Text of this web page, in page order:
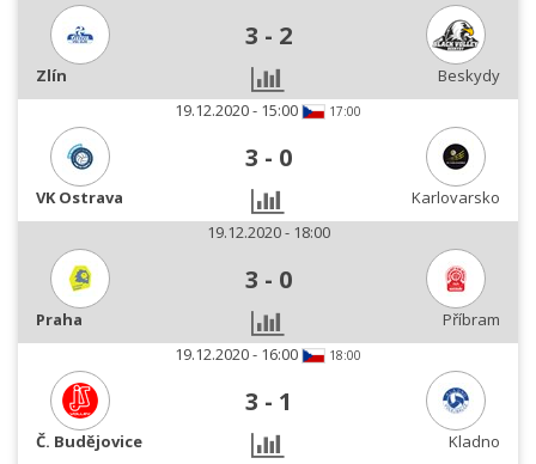
3 - 2
Zlín
Beskydy
19.12.2020 - 15:00
17:00
3 - 0
VK Ostrava
Karlovarsko
19.12.2020 - 18:00
3 - 0
Praha
Příbram
19.12.2020 - 16:00
18:00
3 - 1
Č. Budějovice
Kladno